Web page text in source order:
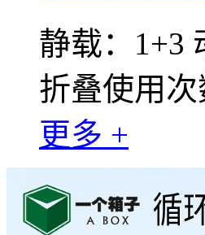
静载：1+3
折叠使用
更多 +